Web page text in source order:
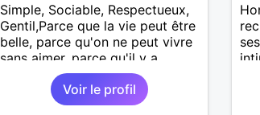
Simple, Sociable, Respectueux,
Gentil,Parce que la vie peut être
belle, parce qu'on ne peut vivre
sans aimer, parce qu'il y a
forcément quelqu'un qui nous
attend quelque part. Très envie
d'une belle rencontre.
Voir le profil